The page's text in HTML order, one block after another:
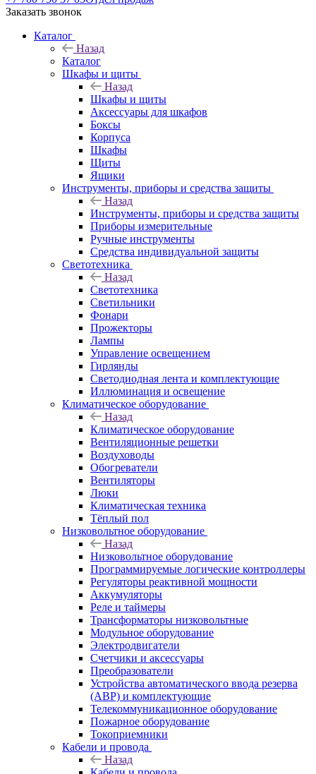
Заказать звонок
Каталог
Назад
Каталог
Шкафы и щиты
Назад
Шкафы и щиты
Аксессуары для шкафов
Боксы
Корпуса
Шкафы
Щиты
Ящики
Инструменты, приборы и средства защиты
Назад
Инструменты, приборы и средства защиты
Приборы измерительные
Ручные инструменты
Средства индивидуальной защиты
Светотехника
Назад
Светотехника
Светильники
Фонари
Прожекторы
Лампы
Управление освещением
Гирлянды
Светодиодная лента и комплектующие
Иллюминация и освещение
Климатическое оборудование
Назад
Климатическое оборудование
Вентиляционные решетки
Воздуховоды
Обогреватели
Вентиляторы
Люки
Климатическая техника
Тёплый пол
Низковольтное оборудование
Назад
Низковольтное оборудование
Программируемые логические контроллеры
Регуляторы реактивной мощности
Аккумуляторы
Реле и таймеры
Трансформаторы низковольтные
Модульное оборудование
Электродвигатели
Счетчики и аксессуары
Преобразователи
Устройства автоматического ввода резерва
(АВР) и комплектующие
Телекоммуникационное оборудование
Пожарное оборудование
Токоприемники
Кабели и провода
Назад